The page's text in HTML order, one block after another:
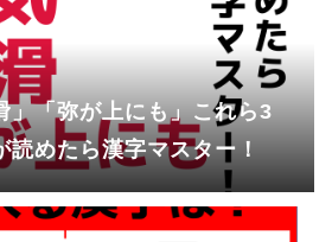
」「弥が上にも」これら3
読めたら漢字マスター！